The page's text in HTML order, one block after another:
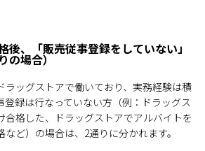
後、「販売従事登録をしていない」
の場合）
ラッグストアで働いており、実務経験は積
登録は行なっていない方（例：ドラッグス
合格した、ドラッグストアでアルバイトを
ど）の場合は、2通りに分かれます。